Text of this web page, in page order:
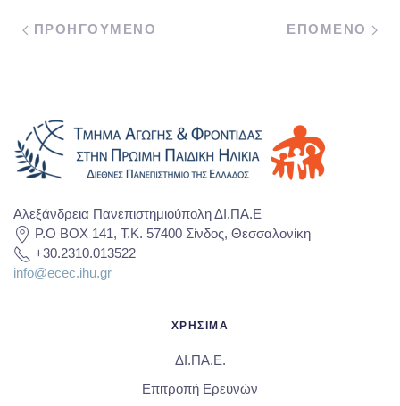
ΠΡΟΗΓΟΥΜΕΝΟ ΕΠΟΜΕΝΟ
Αλεξάνδρεια Πανεπιστημιούπολη ΔΙ.ΠΑ.Ε
P.O BOX 141, T.K. 57400 Σίνδος, Θεσσαλονίκη
+30.2310.013522
info@ecec.ihu.gr
ΧΡΗΣΙΜΑ
ΔΙ.ΠΑ.Ε.
Επιτροπή Ερευνών